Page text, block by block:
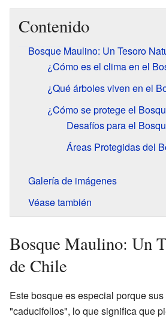
Contenido
Bosque Maulino: Un Tesoro
¿Cómo es el clima en el
¿Qué árboles viven en el
¿Cómo se protege el
Desafíos para el
Áreas Protegidas del
Galería de imágenes
Véase también
Bosque Maulino: Un
de Chile
Este bosque es especial porque
"caducifolios", lo que significa que